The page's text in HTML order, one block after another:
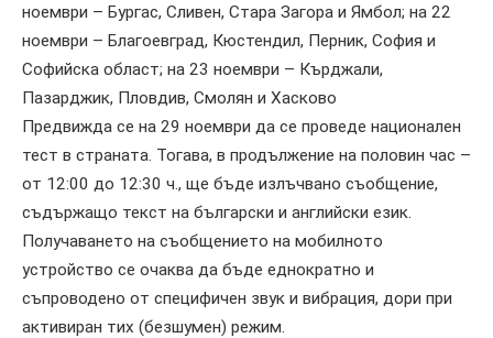
ноември – Бургас, Сливен, Стара Загора и Ямбол; на 22
ноември – Благоевград, Кюстендил, Перник, София и
Софийска област; на 23 ноември – Кърджали,
Пазарджик, Пловдив, Смолян и Хасково
Предвижда се на 29 ноември да се проведе национален
тест в страната. Тогава, в продължение на половин час –
от 12:00 до 12:30 ч., ще бъде излъчвано съобщение,
съдържащо текст на български и английски език.
Получаването на съобщението на мобилното
устройство се очаква да бъде еднократно и
съпроводено от специфичен звук и вибрация, дори при
активиран тих (безшумен) режим.